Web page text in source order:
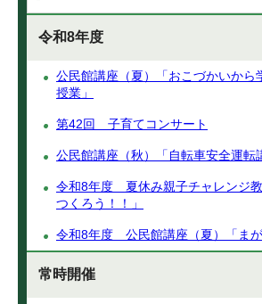
令和8年度
公民館講座（夏）「おこづかいか
授業」
第42回 子育てコンサート
公民館講座（秋）「自転車安全運転
令和8年度 夏休み親子チャレンジ
つくろう！！」
令和8年度 公民館講座（夏）「まが
常時開催